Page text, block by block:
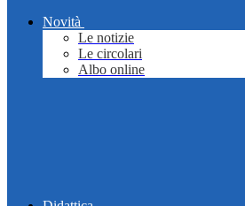
Novità
Le notizie
Le circolari
Albo online